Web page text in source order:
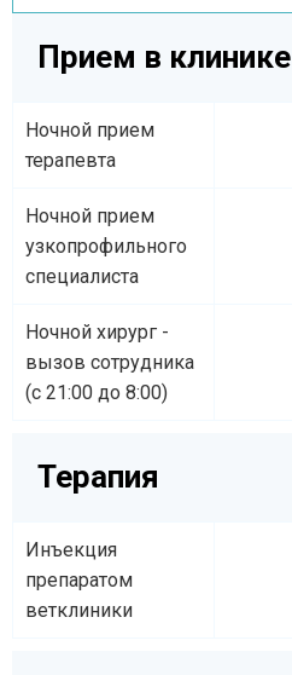
Прием в клинике
Ночной прием
терапевта
Ночной прием
узкопрофильного
специалиста
Ночной хирург -
вызов сотрудника
(с 21:00 до 8:00)
Терапия
Инъекция
препаратом
ветклиники